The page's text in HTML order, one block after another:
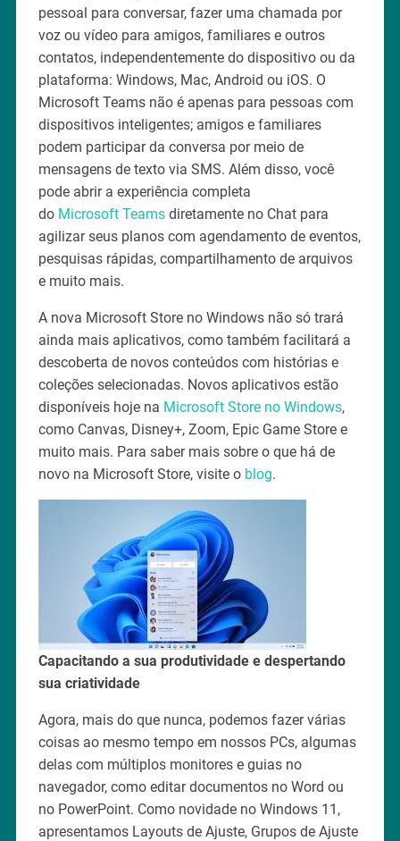
pessoal para conversar, fazer uma chamada por
voz ou vídeo para amigos, familiares e outros
contatos, independentemente do dispositivo ou da
plataforma: Windows, Mac, Android ou iOS. O
Microsoft Teams não é apenas para pessoas com
dispositivos inteligentes; amigos e familiares
podem participar da conversa por meio de
mensagens de texto via SMS. Além disso, você
pode abrir a experiência completa
do Microsoft Teamsdiretamente no Chat para
agilizar seus planos com agendamento de eventos,
pesquisas rápidas, compartilhamento de arquivos
e muito mais.
A nova Microsoft Store no Windows não só trará
ainda mais aplicativos, como também facilitará a
descoberta de novos conteúdos com histórias e
coleções selecionadas. Novos aplicativos estão
disponíveis hoje na Microsoft Store no Windows,
como Canvas, Disney+, Zoom, Epic Game Store e
muito mais. Para saber mais sobre o que há de
novo na Microsoft Store, visite o blog.
Capacitando a sua produtividade e despertando
sua criatividade
Agora, mais do que nunca, podemos fazer várias
coisas ao mesmo tempo em nossos PCs, algumas
delas com múltiplos monitores e guias no
navegador, como editar documentos no Word ou
no PowerPoint. Como novidade no Windows 11,
apresentamos Layouts de Ajuste, Grupos de Ajuste